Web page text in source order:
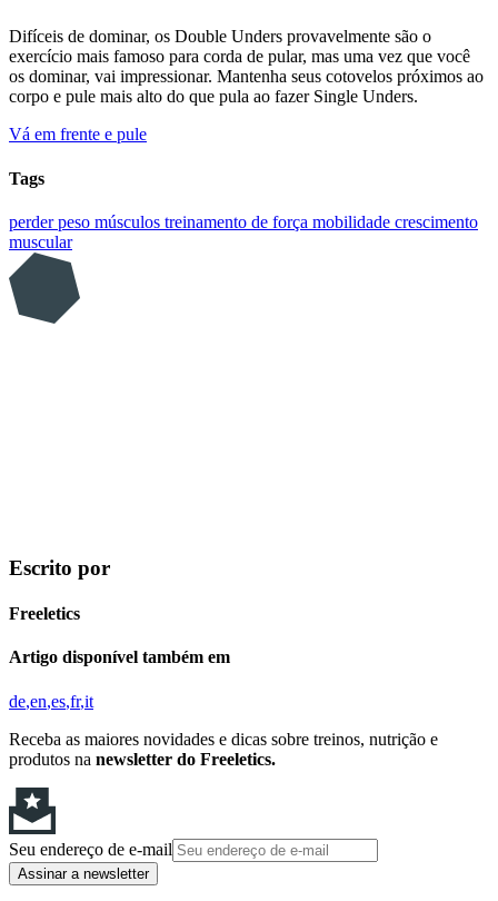
Difíceis de dominar, os Double Unders provavelmente são o
exercício mais famoso para corda de pular, mas uma vez que você
os dominar, vai impressionar. Mantenha seus cotovelos próximos ao
corpo e pule mais alto do que pula ao fazer Single Unders.
Vá em frente e pule
Tags
perder peso músculos treinamento de força mobilidade crescimento
muscular
Escrito por
Freeletics
Artigo disponível também em
de en es fr it
Receba as maiores novidades e dicas sobre treinos, nutrição e
produtos na newsletter do Freeletics.
Seu endereço de e-mail
Assinar a newsletter